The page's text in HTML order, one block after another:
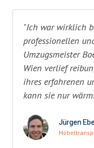
"Ich war wirklich
professionellen
Umzugsmeister
Wien verlief
ihres erfahrenen
kann sie nur
Jürgen